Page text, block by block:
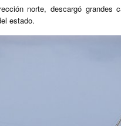
norte, descargó grandes
estado.